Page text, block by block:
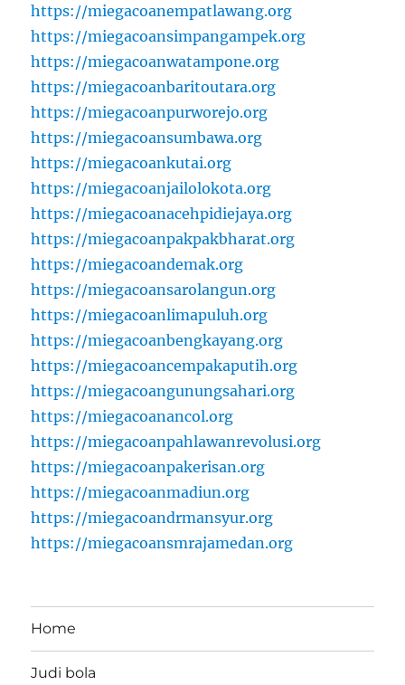
https://miegacoanempatlawang.org
https://miegacoansimpangampek.org
https://miegacoanwatampone.org
https://miegacoanbaritoutara.org
https://miegacoanpurworejo.org
https://miegacoansumbawa.org
https://miegacoankutai.org
https://miegacoanjailolokota.org
https://miegacoanacehpidiejaya.org
https://miegacoanpakpakbharat.org
https://miegacoandemak.org
https://miegacoansarolangun.org
https://miegacoanlimapuluh.org
https://miegacoanbengkayang.org
https://miegacoancempakaputih.org
https://miegacoangunungsahari.org
https://miegacoanancol.org
https://miegacoanpahlawanrevolusi.org
https://miegacoanpakerisan.org
https://miegacoanmadiun.org
https://miegacoandrmansyur.org
https://miegacoansmrajamedan.org
Home
Judi bola